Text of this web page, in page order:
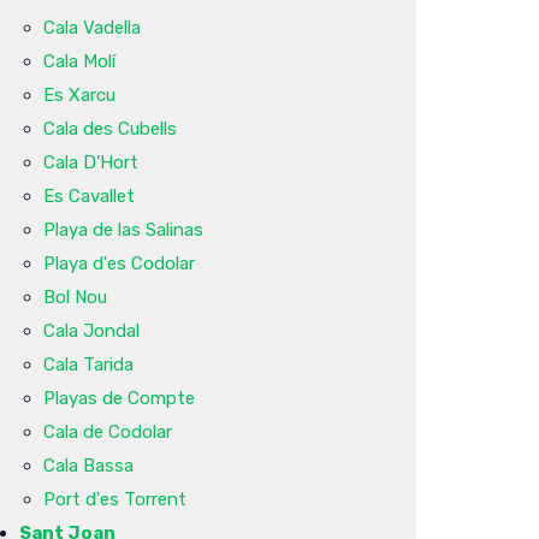
Cala Vadella
Cala Molí
Es Xarcu
Cala des Cubells
Cala D'Hort
Es Cavallet
Playa de las Salinas
Playa d'es Codolar
Bol Nou
Cala Jondal
Cala Tarida
Playas de Compte
Cala de Codolar
Cala Bassa
Port d'es Torrent
Sant Joan